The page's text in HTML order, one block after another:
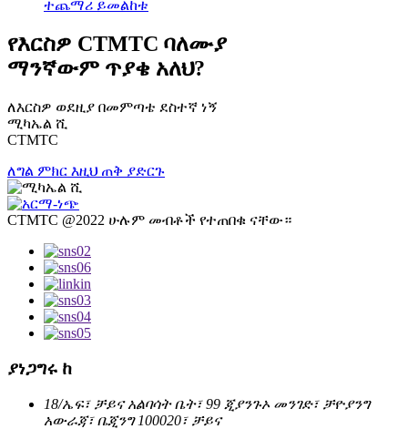
ተጨማሪ ይመልከቱ
የእርስዎ CTMTC ባለሙያ
ማንኛውም ጥያቄ አለህ?
ለእርስዎ ወደዚያ በመምጣቴ ደስተኛ ነኝ
ሚካኤል ሺ
CTMTC
ለግል ምክር እዚህ ጠቅ ያድርጉ
CTMTC @2022 ሁሉም መብቶች የተጠበቁ ናቸው።
ያነጋግሩ ከ
18/ኤፍ፣ ቻይና አልባሳት ቤት፣ 99 ጂያንጉኦ መንገድ፣ ቻዮያንግ
አውራጃ፣ ቤጂንግ 100020፣ ቻይና